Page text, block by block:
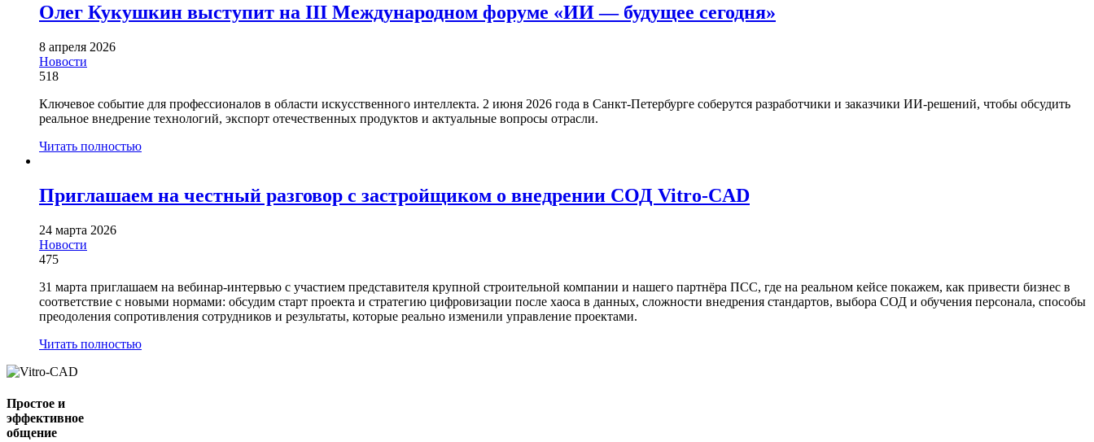
Олег Кукушкин выступит на III Международном форуме «ИИ — будущее сегодня»
8 апреля 2026
Новости
518
Ключевое событие для профессионалов в области искусственного интеллекта. 2 июня 2026 года в Санкт-Петербурге соберутся разработчики и заказчики ИИ-решений, чтобы обсудить
реальное внедрение технологий, экспорт отечественных продуктов и актуальные вопросы отрасли.
Читать полностью
Приглашаем на честный разговор с застройщиком о внедрении СОД Vitro-CAD
24 марта 2026
Новости
475
31 марта приглашаем на вебинар-интервью с участием представителя крупной строительной компании и нашего партнёра ПСС, где на реальном кейсе покажем, как привести бизнес в
соответствие с новыми нормами: обсудим старт проекта и стратегию цифровизации после хаоса в данных, сложности внедрения стандартов, выбора СОД и обучения персонала, способы
преодоления сопротивления сотрудников и результаты, которые реально изменили управление проектами.
Читать полностью
Простое и
эффективное
общение